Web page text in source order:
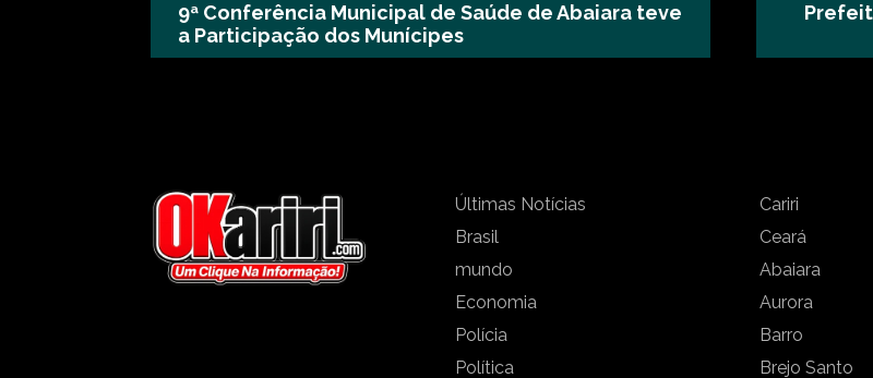
9ª Conferência Municipal de Saúde de Abaiara teve
a Participação dos Munícipes
Últimas Notícias
Brasil
mundo
Economia
Polícia
Política
Cariri
Ceará
Abaiara
Aurora
Barro
Brejo Santo